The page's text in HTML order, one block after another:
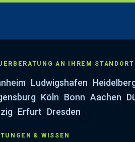
AN IHREM STANDORT
· Ludwigshafen ·
· Köln · Bonn · Aachen ·
· Erfurt · Dresden
& WISSEN